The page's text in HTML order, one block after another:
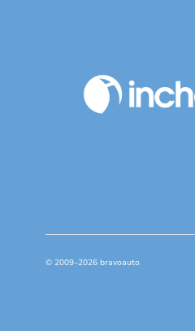
© 2009–2026 bravoauto